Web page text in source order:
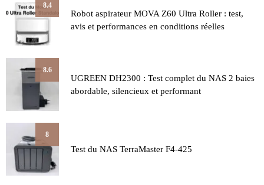
8.4
Robot aspirateur MOVA Z60 Ultra Roller : test,
avis et performances en conditions réelles
8.6
UGREEN DH2300 : Test complet du NAS 2 baies
abordable, silencieux et performant
8
Test du NAS TerraMaster F4-425